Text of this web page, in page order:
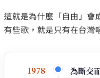
這就是為什麼「自由」會
有些歌，就是只有在台灣
1978 為斷交